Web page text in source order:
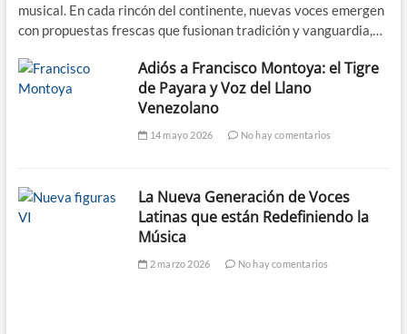
musical. En cada rincón del continente, nuevas voces emergen
con propuestas frescas que fusionan tradición y vanguardia,…
Adiós a Francisco Montoya: el Tigre
de Payara y Voz del Llano
Venezolano
14 mayo 2026 No hay comentarios
La Nueva Generación de Voces
Latinas que están Redefiniendo la
Música
2 marzo 2026 No hay comentarios